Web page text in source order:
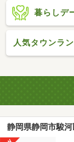
暮らしデ
人気タウンラ
静岡県静岡市駿